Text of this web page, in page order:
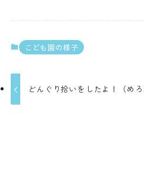
こども園の様子
どんぐり拾いをしたよ！（めろ